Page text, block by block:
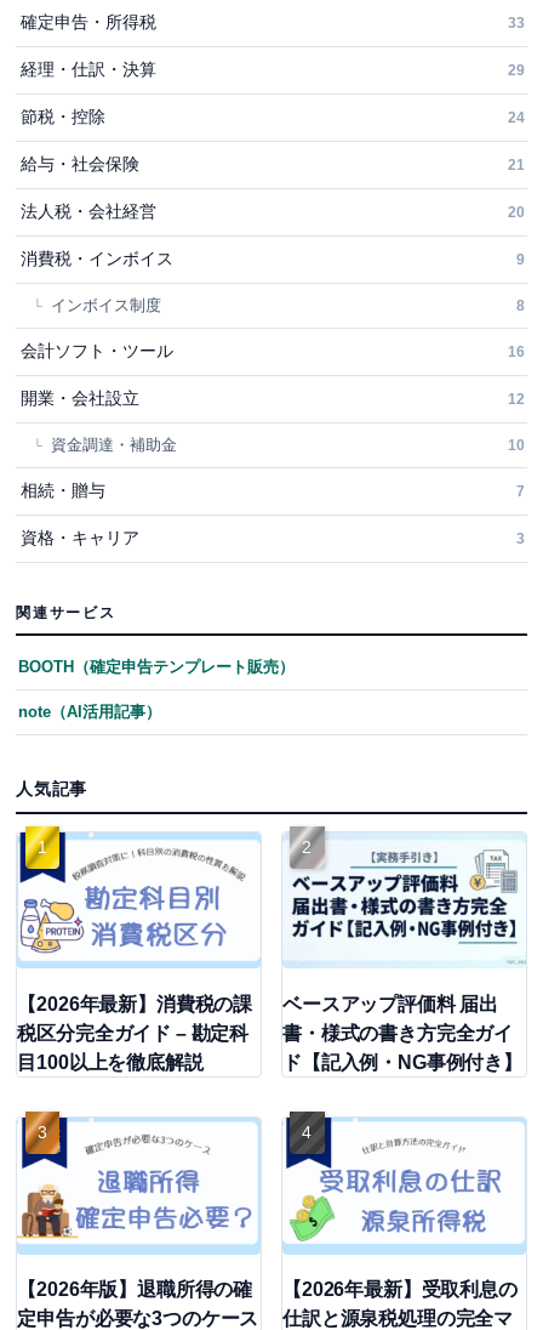
確定申告・所得税 33
経理・仕訳・決算 29
節税・控除 24
給与・社会保険 21
法人税・会社経営 20
消費税・インボイス 9
インボイス制度 8
会計ソフト・ツール 16
開業・会社設立 12
資金調達・補助金 10
相続・贈与 7
資格・キャリア 3
関連サービス
BOOTH（確定申告テンプレート販売）
note（AI活用記事）
人気記事
【2026年最新】消費税の課
税区分完全ガイド – 勘定科
目100以上を徹底解説
ベースアップ評価料 届出
書・様式の書き方完全ガイ
ド【記入例・NG事例付き】
【2026年版】退職所得の確
定申告が必要な3つのケース
【2026年最新】受取利息の
仕訳と源泉税処理の完全マ